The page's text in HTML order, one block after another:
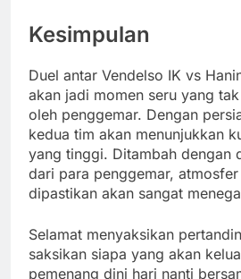
Kesimpulan
Duel antar Vendelso IK vs
akan jadi momen seru yang
oleh penggemar. Dengan
kedua tim akan menunjukkan
yang tinggi. Ditambah dengan
dari para penggemar,
dipastikan akan sangat
Selamat menyaksikan
saksikan siapa yang akan
pemenang dini hari nanti